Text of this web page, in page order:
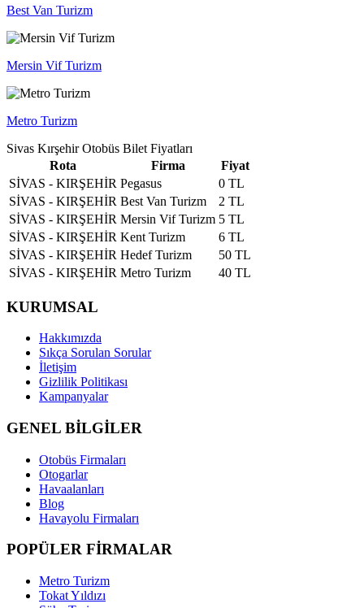
Best Van Turizm
Mersin Vif Turizm
Metro Turizm
Sivas Kırşehir Otobüs Bilet Fiyatları
Rota
Firma
Fiyat
SİVAS - KIRŞEHİR Pegasus
0 TL
SİVAS - KIRŞEHİR Best Van Turizm
2 TL
SİVAS - KIRŞEHİR Mersin Vif Turizm 5 TL
SİVAS - KIRŞEHİR Kent Turizm
6 TL
SİVAS - KIRŞEHİR Hedef Turizm
50 TL
SİVAS - KIRŞEHİR Metro Turizm 40 TL
KURUMSAL
Hakkımızda
Sıkça Sorulan Sorular
İletişim
Gizlilik Politikası
Kampanyalar
GENEL BİLGİLER
Otobüs Firmaları
Otogarlar
Havaalanları
Blog
Havayolu Firmaları
POPÜLER FİRMALAR
Metro Turizm
Tokat Yıldızı